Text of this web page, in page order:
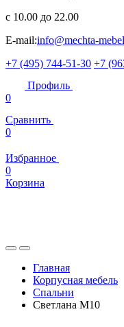
с 10.00 до 22.00
E-mail:info@mechta-
+7 (495) 744-51-30 +7
Профиль
0
Сравнить
0
Избранное
0
Корзина
Главная
Корпусная мебель
Спальни
Светлана M10